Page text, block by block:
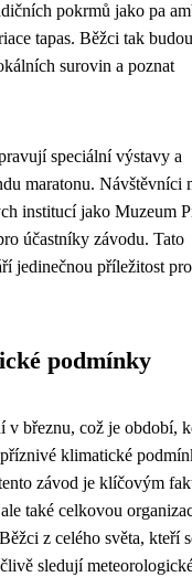
pokrmů jako pa
tapas. Běžci tak
surovin a poznat
speciální výstavy a
maratonu. Návštěvníci
institucí jako Muzeum
účastníky závodu. Tato
jedinečnou příležitost pro
podmínky
v březnu, což je období,
klimatické
závod je klíčovým
také celkovou
z celého světa, kteří
sledují